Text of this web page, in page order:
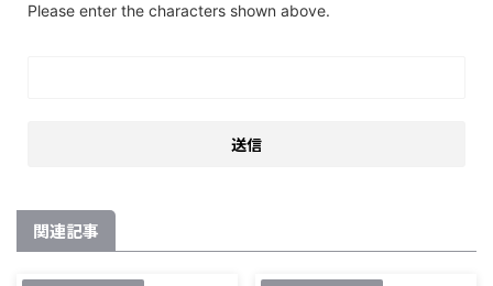
Please enter the characters shown above.
関連記事